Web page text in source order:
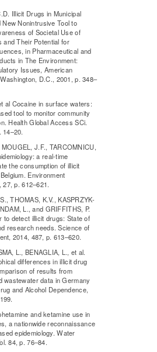
Illicit Drugs in Municipal
Nonintrusive Tool to
of Societal Use of
and Their Potential for
in Pharmaceutical and
in The Environment:
Issues, American
D.C., 2001, p. 348–
al Cocaine in surface waters:
tool to monitor community
Health Global Access SCi.
14–20.
J.F., TARCOMNICU,
a real-time
the consumption of illicit
Environment
27, p. 612–621.
THOMAS, K.V., KASPRZYK-
L., and GRIFFITHS, P.
to detect illicit drugs: State of
research needs. Science of
2014, 487, p. 613–620.
L., BENAGLIA, L., et al.
differences in illicit drug
of results from
wastewater data in Germany
and Alcohol Dependence,
and ketamine use in
a nationwide reconnaissance
epidemiology. Water
84, p. 76–84.